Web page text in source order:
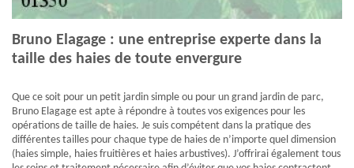
Bruno Elagage : une entreprise experte dans la
taille des haies de toute envergure
Que ce soit pour un petit jardin simple ou pour un grand jardin de parc,
Bruno Elagage est apte à répondre à toutes vos exigences pour les
opérations de taille de haies. Je suis compétent dans la pratique des
différentes tailles pour chaque type de haies de n’importe quel dimension
(haies simple, haies fruitières et haies arbustives). J’offrirai également tous